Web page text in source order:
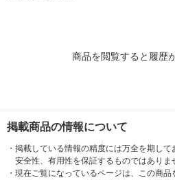
商品を閲覧すると履歴
掲載商品の情報について
・ 掲載している情報の精度には万全を期して
安全性、有用性を保証するものではありま
・ 現在ご覧になっているページは、この商